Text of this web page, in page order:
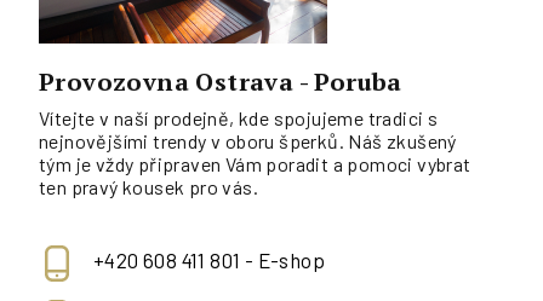
Provozovna Ostrava - Poruba
Vítejte v naší prodejně, kde spojujeme tradici s
nejnovějšími trendy v oboru šperků. Náš zkušený
tým je vždy připraven Vám poradit a pomoci vybrat
ten pravý kousek pro vás.
+420 608 411 801 - E-shop